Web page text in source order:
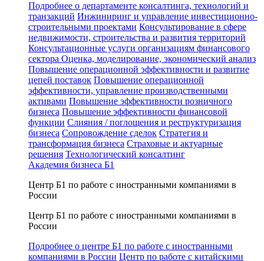
Подробнее о департаменте консалтинга, технологий и
транзакций Инжиниринг и управление инвестиционно-
строительными проектами Консультирование в сфере
недвижимости, строительства и развития территорий
Консультационные услуги организациям финансового
сектора Оценка, моделирование, экономический анализ
Повышение операционной эффективности и развитие
цепей поставок Повышение операционной
эффективности, управление производственными
активами Повышение эффективности розничного
бизнеса Повышение эффективности финансовой
функции Слияния / поглощения и реструктуризация
бизнеса Сопровождение сделок Стратегия и
трансформация бизнеса Страховые и актуарные
решения Технологический консалтинг
Академия бизнеса Б1
Центр Б1 по работе с иностранными компаниями в
России
Центр Б1 по работе с иностранными компаниями в
России
Подробнее о центре Б1 по работе с иностранными
компаниями в России Центр по работе с китайскими